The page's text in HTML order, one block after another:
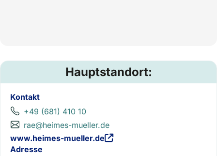
Hauptstandort:
Kontakt
+49 (681) 410 10
rae@heimes-mueller.de
www.heimes-mueller.de
Adresse